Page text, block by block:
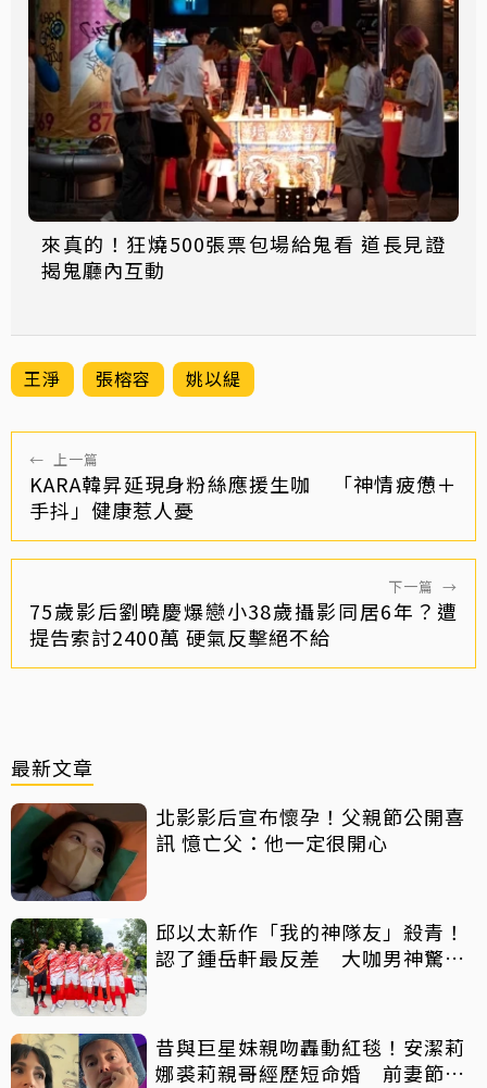
來真的！狂燒500張票包場給鬼看 道長見證
揭鬼廳內互動
王淨 張榕容 姚以緹
← 上一篇
KARA韓昇延現身粉絲應援生咖 「神情疲憊＋
手抖」健康惹人憂
下一篇 →
75歲影后劉曉慶爆戀小38歲攝影同居6年？遭
提告索討2400萬 硬氣反擊絕不給
最新文章
北影影后宣布懷孕！父親節公開喜
訊 憶亡父：他一定很開心
邱以太新作「我的神隊友」殺青！
認了鍾岳軒最反差 大咖男神驚喜
昔與巨星妹親吻轟動紅毯！安潔莉
娜裘莉親哥經歷短命婚 前妻節目